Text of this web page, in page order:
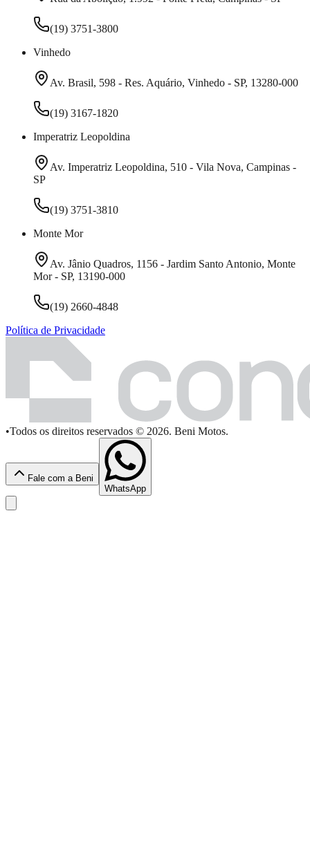
(19) 3751-3800
Vinhedo
Av. Brasil, 598 - Res. Aquário, Vinhedo - SP, 13280-000
(19) 3167-1820
Imperatriz Leopoldina
Av. Imperatriz Leopoldina, 510 - Vila Nova, Campinas -
SP
(19) 3751-3810
Monte Mor
Av. Jânio Quadros, 1156 - Jardim Santo Antonio, Monte
Mor - SP, 13190-000
(19) 2660-4848
Política de Privacidade
•Todos os direitos reservados © 2026. Beni Motos.
Fale com a Beni
WhatsApp